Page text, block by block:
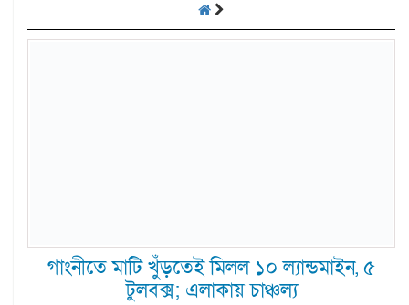
গাংনীতে মাটি খুঁড়তেই মিলল ১০ ল্যান্ডমাইন, ৫
টুলবক্স; এলাকায় চাঞ্চল্য